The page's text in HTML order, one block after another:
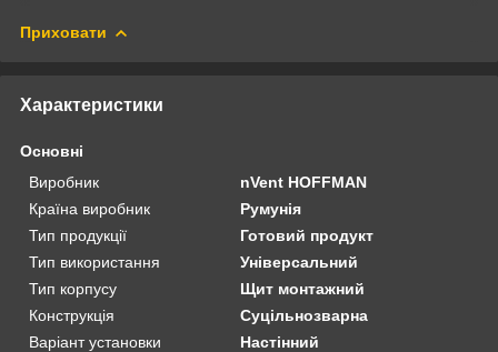
Приховати
Характеристики
Основні
Виробник
nVent HOFFMAN
Країна виробник
Румунія
Тип продукції
Готовий продукт
Тип використання
Універсальний
Тип корпусу
Щит монтажний
Конструкція
Суцільнозварна
Варіант установки
Настінний